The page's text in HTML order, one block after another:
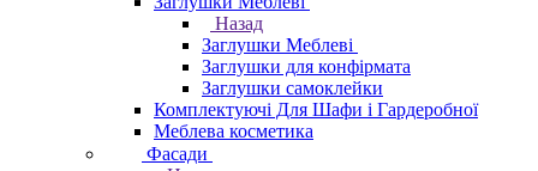
Назад
Заглушки Меблеві
Заглушки для конфірмата
Заглушки самоклейки
Комплектуючі Для Шафи і Гардеробної
Меблева косметика
Фасади